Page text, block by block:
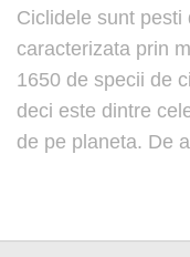
Ciclidele sunt pesti
caracterizata prin
1650 de specii de
deci este dintre
de pe planeta. De